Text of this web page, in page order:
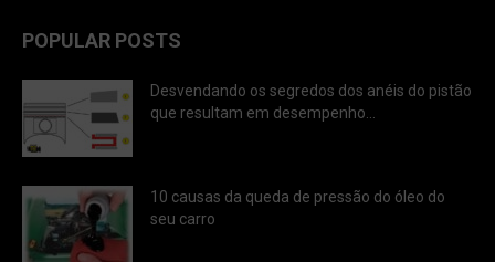
POPULAR POSTS
Desvendando os segredos dos anéis do pistão
que resultam em desempenho...
10 causas da queda de pressão do óleo do
seu carro